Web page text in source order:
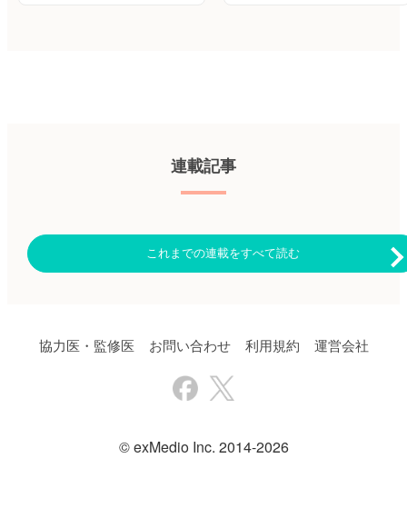
を終了いたしました。 長らく
た。なお、臨床に関する疑問や
不全、心電図に関する、ご相談
は可能でございますので、ぜ
ひ、そちらにご相談をお寄せく
連載記事
これまでの連載をすべて読む
© exMedio Inc. 2014-2026
協力医・監修医 お問い合わせ 利用規約 運営会社